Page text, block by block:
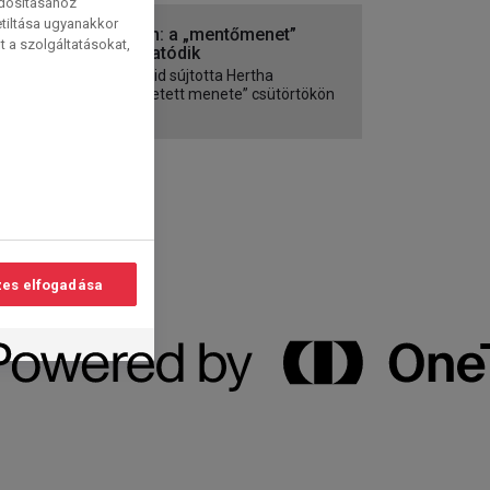
Berlin: a „mentőmenet”
folytatódik
A Covid sújtotta Hertha
„erőltetett menete” csütörtökön
ugyanakkor
a szolgáltatásokat,
elfogadása